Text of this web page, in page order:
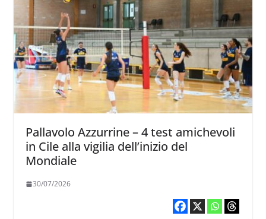
Pallavolo Azzurrine – 4 test amichevoli
in Cile alla vigilia dell’inizio del
Mondiale
30/07/2026